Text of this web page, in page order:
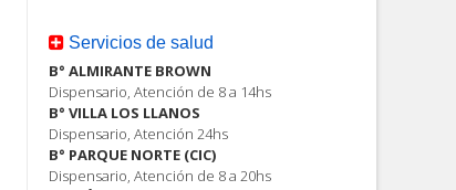
Servicios de salud
B° ALMIRANTE BROWN
Dispensario, Atención de 8 a 14hs
B° VILLA LOS LLANOS
Dispensario, Atención 24hs
B° PARQUE NORTE (CIC)
Dispensario, Atención de 8 a 20hs